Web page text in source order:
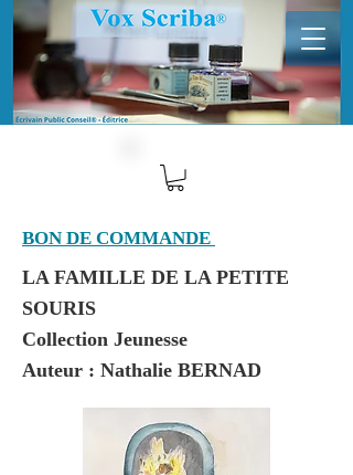
BON DE COMMANDE
LA FAMILLE DE LA PETITE
SOURIS
Collection Jeunesse
Auteur : Nathalie BERNAD